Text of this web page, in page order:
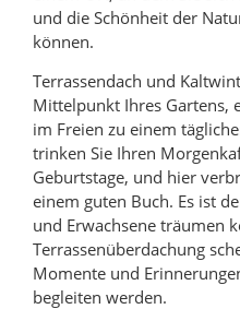
und die Schönheit der
können.
Terrassendach und
Mittelpunkt Ihres Gartens,
im Freien zu einem
trinken Sie Ihren
Geburtstage, und hier
einem guten Buch. Es ist
und Erwachsene träumen
Terrassenüberdachung
Momente und
begleiten werden.